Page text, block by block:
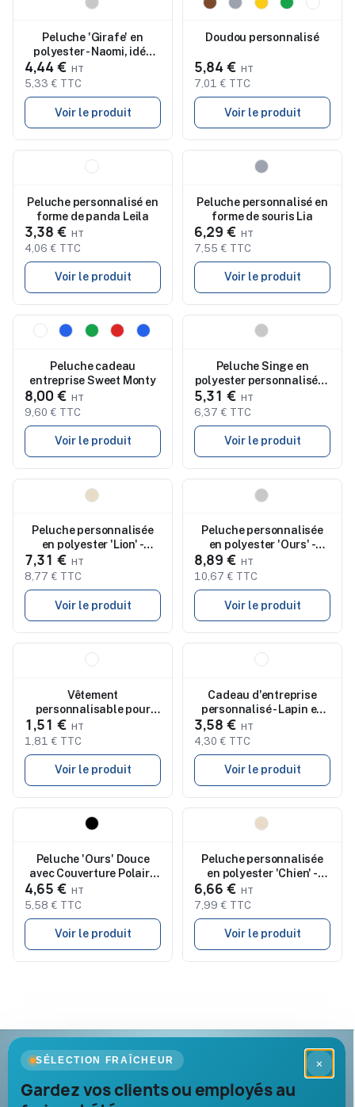
Peluche 'Girafe' en
polyester - Naomi, idée
cadeau unique
personnalisée
4,44 €
5,33 € TTC
Voir le produit
Nouveau
Doudou personnalisé
5,84 €
7,01 € TTC
Voir le produit
Peluche personnalisé en
forme de panda Leila
3,38 €
4,06 € TTC
Voir le produit
Peluche personnalisé en
forme de souris Lia
6,29 €
7,55 € TTC
Voir le produit
Nouveau
Peluche cadeau
entreprise Sweet Monty
8,00 €
9,60 € TTC
Voir le produit
Peluche Singe en
polyester personnalisée -
Sophie
5,31 €
6,37 € TTC
Voir le produit
Peluche personnalisée
en polyester 'Lion' -
Serenity
7,31 €
8,77 € TTC
Voir le produit
Peluche personnalisée
en polyester 'Ours' -
Magnus
8,89 €
10,67 € TTC
Voir le produit
Vêtement
personnalisable pour
peluche Viviana
1,51 €
1,81 € TTC
Voir le produit
Cadeau d'entreprise
personnalisé - Lapin en
peluche BUNNY
3,58 €
4,30 € TTC
Voir le produit
Peluche 'Ours' Douce
avec Couverture Polaire
Personnalisée Owen
4,65 €
5,58 € TTC
Voir le produit
Peluche personnalisée
en polyester 'Chien' -
Hailey
6,66 €
7,99 € TTC
Voir le produit
×
SÉLECTION FRAÎCHEUR
Gardez vos clients ou employés au
Goodies Pub France
Objets publicitaires · par Promenoch